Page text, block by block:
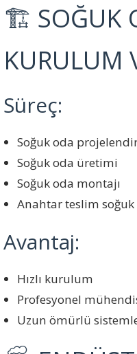
🏗️ SOĞUK
KURULUM
Süreç:
Soğuk oda
Soğuk oda üretimi
Soğuk oda montajı
Anahtar teslim
Avantaj:
Hızlı kurulum
Profesyonel
Uzun ömürlü